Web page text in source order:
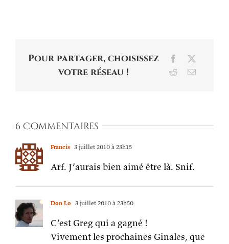
Pour partager, choisissez
votre réseau !
Facebook
RedditEmail
6 Commentaires
Francis 3 juillet 2010 à 23h15
Arf. J’aurais bien aimé être là. Snif.
Don Lo 3 juillet 2010 à 23h50
C’est Greg qui a gagné !
Vivement les prochaines Ginales, que